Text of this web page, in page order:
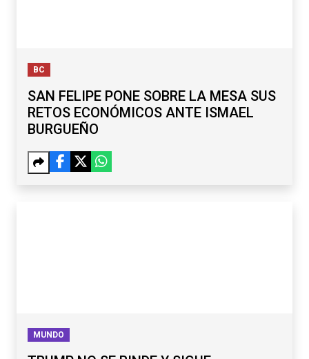
BC
SAN FELIPE PONE SOBRE LA MESA SUS
RETOS ECONÓMICOS ANTE ISMAEL
BURGUEÑO
MUNDO